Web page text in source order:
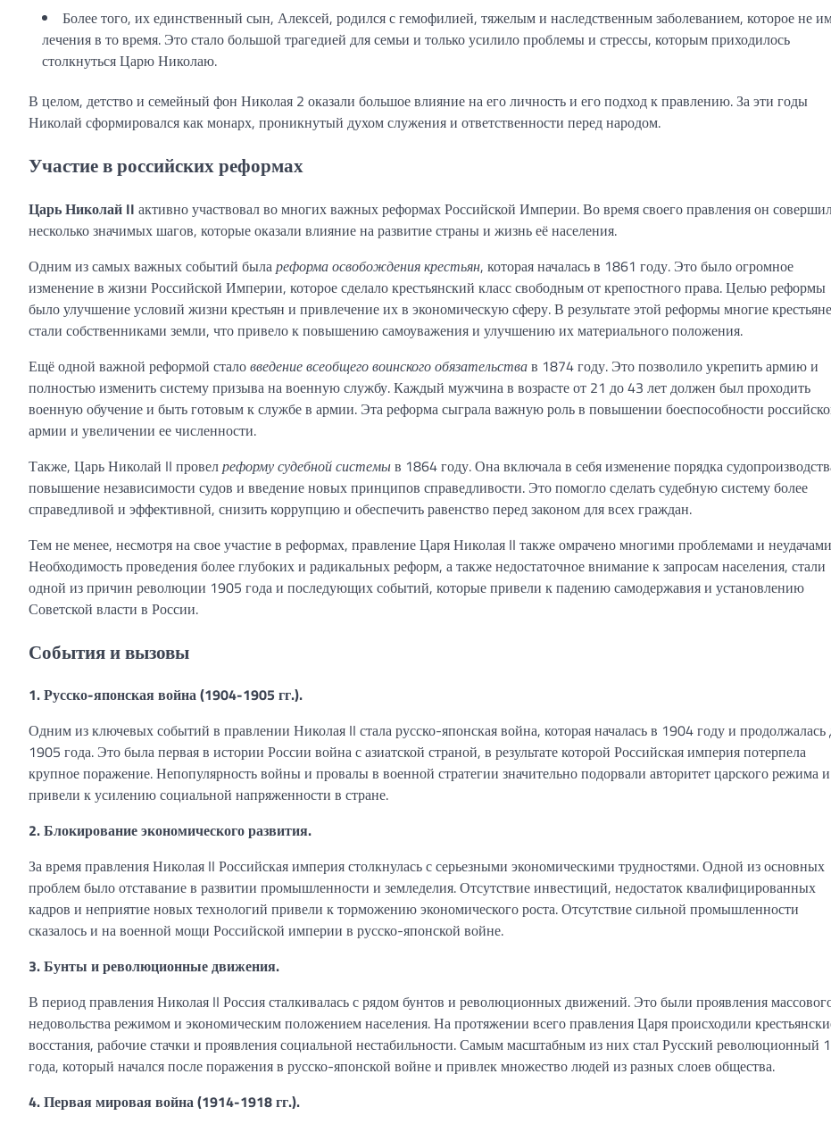
Более того, их единственный сын, Алексей, родился с гемофилией, тяжелым и наследственным заболеванием, которое не
лечения в то время. Это стало большой трагедией для семьи и только усилило проблемы и стрессы, которым приходилось
столкнуться Царю Николаю.
В целом, детство и семейный фон Николая 2 оказали большое влияние на его личность и его подход к правлению. За эти годы
Николай сформировался как монарх, проникнутый духом служения и ответственности перед народом.
Участие в российских реформах
Царь Николай II активно участвовал во многих важных реформах Российской Империи. Во время своего правления он
несколько значимых шагов, которые оказали влияние на развитие страны и жизнь её населения.
Одним из самых важных событий былареформа освобождения крестьян, которая началась в 1861 году. Это было огромное
изменение в жизни Российской Империи, которое сделало крестьянский класс свободным от крепостного права. Целью реформы
было улучшение условий жизни крестьян и привлечение их в экономическую сферу. В результате этой реформы многие крестьяне
стали собственниками земли, что привело к повышению самоуважения и улучшению их материального положения.
Ещё одной важной реформой сталовведение всеобщего воинского обязательствав 1874 году. Это позволило укрепить армию и
полностью изменить систему призыва на военную службу. Каждый мужчина в возрасте от 21 до 43 лет должен был проходить
военную обучение и быть готовым к службе в армии. Эта реформа сыграла важную роль в повышении боеспособности
армии и увеличении ее численности.
Также, Царь Николай II провелреформу судебной системыв 1864 году. Она включала в себя изменение порядка
повышение независимости судов и введение новых принципов справедливости. Это помогло сделать судебную систему более
справедливой и эффективной, снизить коррупцию и обеспечить равенство перед законом для всех граждан.
Тем не менее, несмотря на свое участие в реформах, правление Царя Николая II также омрачено многими проблемами и
Необходимость проведения более глубоких и радикальных реформ, а также недостаточное внимание к запросам населения, стали
одной из причин революции 1905 года и последующих событий, которые привели к падению самодержавия и установлению
Советской власти в России.
События и вызовы
1. Русско-японская война (1904-1905 гг.).
Одним из ключевых событий в правлении Николая II стала русско-японская война, которая началась в 1904 году и продолжалась
1905 года. Это была первая в истории России война с азиатской страной, в результате которой Российская империя потерпела
крупное поражение. Непопулярность войны и провалы в военной стратегии значительно подорвали авторитет царского режима и
привели к усилению социальной напряженности в стране.
2. Блокирование экономического развития.
За время правления Николая II Российская империя столкнулась с серьезными экономическими трудностями. Одной из основных
проблем было отставание в развитии промышленности и земледелия. Отсутствие инвестиций, недостаток квалифицированных
кадров и неприятие новых технологий привели к торможению экономического роста. Отсутствие сильной промышленности
сказалось и на военной мощи Российской империи в русско-японской войне.
3. Бунты и революционные движения.
В период правления Николая II Россия сталкивалась с рядом бунтов и революционных движений. Это были проявления
недовольства режимом и экономическим положением населения. На протяжении всего правления Царя происходили
восстания, рабочие стачки и проявления социальной нестабильности. Самым масштабным из них стал Русский революционный
года, который начался после поражения в русско-японской войне и привлек множество людей из разных слоев общества.
4. Первая мировая война (1914-1918 гг.).